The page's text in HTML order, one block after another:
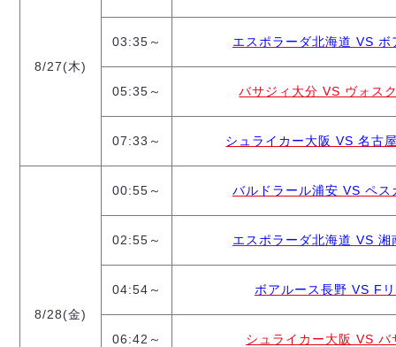
ヴィンセドール白山
アグレミーナ浜松
デウソン神戸
ポルセイド浜田
ミラクルスマイル新居浜
8/27(木)
03:35～ エスポラーダ北海道 VS
05:35～ バサジィ大分 VS ヴォス
07:33～ シュライカー大阪 VS 名古
8/28(金)
00:55～ バルドラール浦安 VS ペ
02:55～ エスポラーダ北海道 VS
04:54～ ボアルース長野 VS F
06:42～ シュライカー大阪 VS